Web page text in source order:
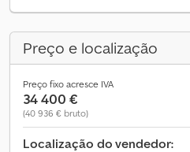
Preço e localização
Preço fixo acresce IVA
34 400 €
(40 936 € bruto)
Localização do vendedor: